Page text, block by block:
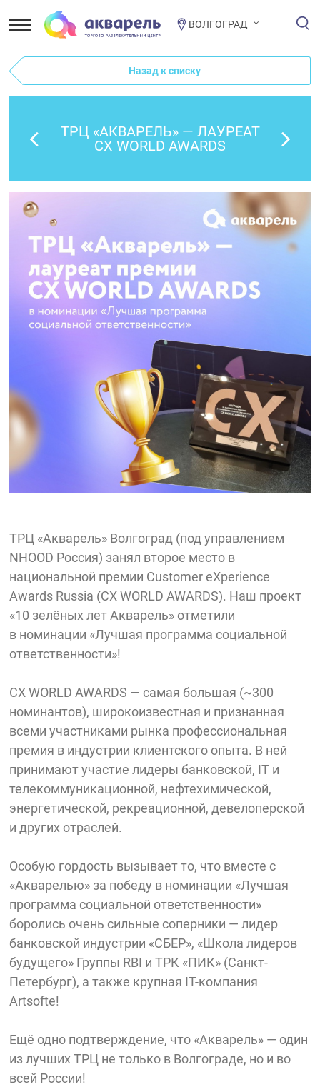
ВОЛГОГРАД
Назад к списку
ТРЦ «АКВАРЕЛЬ» — ЛАУРЕАТ
СХ WORLD AWARDS
ТРЦ «Акварель» Волгоград (под управлением
NHOOD Россия) занял второе место в
национальной премии Customer eXperience
Awards Russia (СХ WORLD AWARDS). Наш проект
«10 зелёных лет Акварель» отметили
в номинации «Лучшая программа социальной
ответственности»!
СХ WORLD AWARDS — самая большая (~300
номинантов), широкоизвестная и признанная
всеми участниками рынка профессиональная
премия в индустрии клиентского опыта. В ней
принимают участие лидеры банковской, IT и
телекоммуникационной, нефтехимической,
энергетической, рекреационной, девелоперской
и других отраслей.
Особую гордость вызывает то, что вместе с
«Акварелью» за победу в номинации «Лучшая
программа социальной ответственности»
боролись очень сильные соперники — лидер
банковской индустрии «СБЕР», «Школа лидеров
будущего» Группы RBI и ТРК «ПИК» (Санкт-
Петербург), а также крупная IT-компания
Artsofte!
Ещё одно подтверждение, что «Акварель» — один
из лучших ТРЦ не только в Волгограде, но и во
всей России!